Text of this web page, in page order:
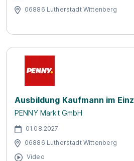
06886 Lutherstadt Wittenberg
Ausbildung Kaufmann im
PENNY Markt GmbH
01.08.2027
06886 Lutherstadt Wittenberg
Video